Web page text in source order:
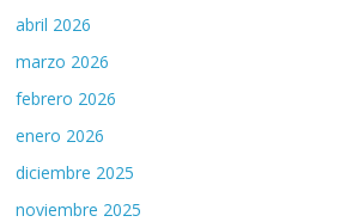
abril 2026
marzo 2026
febrero 2026
enero 2026
diciembre 2025
noviembre 2025